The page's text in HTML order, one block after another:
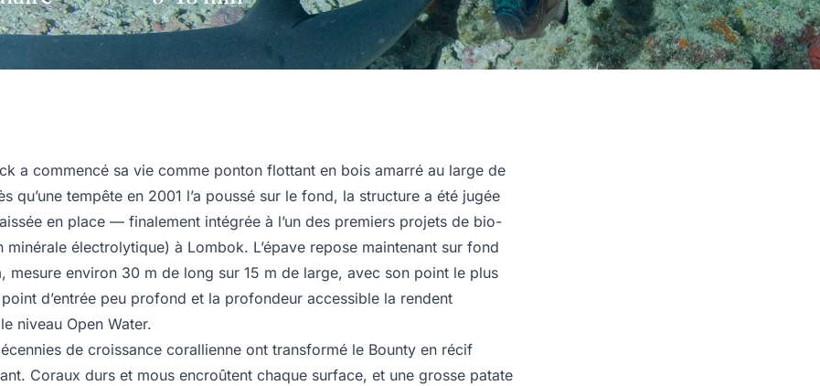
a commencé sa vie comme ponton flottant en bois amarré au large de
qu’une tempête en 2001 l’a poussé sur le fond, la structure a été jugée
en place — finalement intégrée à l’un des premiers projets de bio-
électrolytique) à Lombok. L’épave repose maintenant sur fond
mesure environ 30 m de long sur 15 m de large, avec son point le plus
d’entrée peu profond et la profondeur accessible la rendent
niveau Open Water.
de croissance corallienne ont transformé le Bounty en récif
Coraux durs et mous encroûtent chaque surface, et une grosse patate